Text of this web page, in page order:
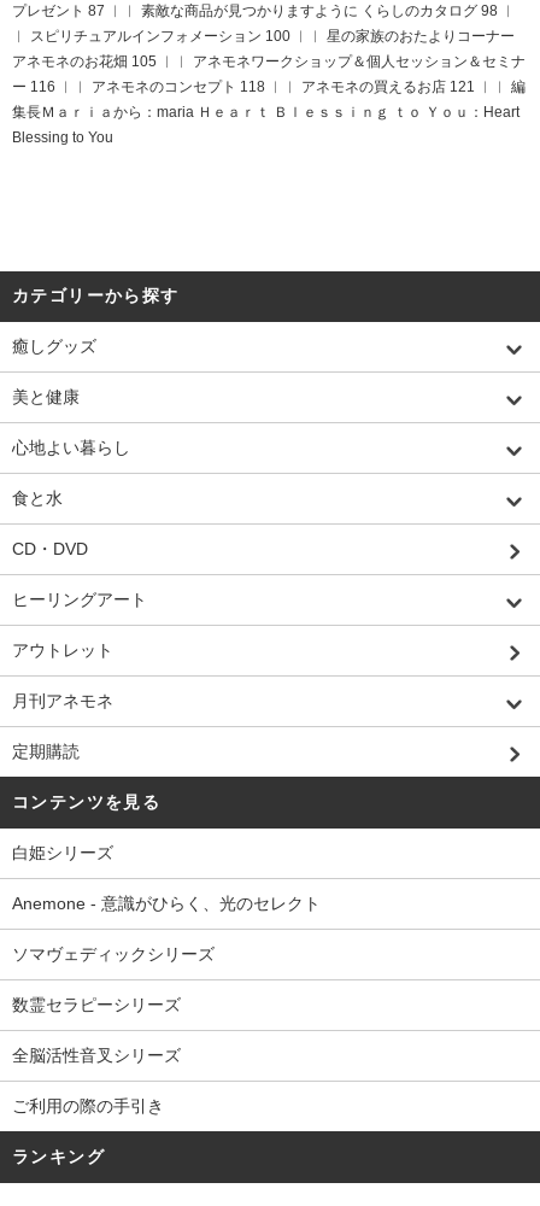
プレゼント 87 ︱︱ 素敵な商品が見つかりますように くらしのカタログ 98 ︱
︱ スピリチュアルインフォメーション 100 ︱︱ 星の家族のおたよりコーナー
アネモネのお花畑 105 ︱︱ アネモネワークショップ＆個人セッション＆セミナ
ー 116 ︱︱ アネモネのコンセプト 118 ︱︱ アネモネの買えるお店 121 ︱︱ 編
集長Ｍａｒｉａから：maria Ｈｅａｒｔ Ｂｌｅｓｓｉｎｇ ｔｏ Ｙｏｕ：Heart
Blessing to You
カテゴリーから探す
癒しグッズ
美と健康
心地よい暮らし
食と水
CD・DVD
ヒーリングアート
アウトレット
月刊アネモネ
定期購読
コンテンツを見る
白姫シリーズ
Anemone - 意識がひらく、光のセレクト
ソマヴェディックシリーズ
数霊セラピーシリーズ
全脳活性音叉シリーズ
ご利用の際の手引き
ランキング